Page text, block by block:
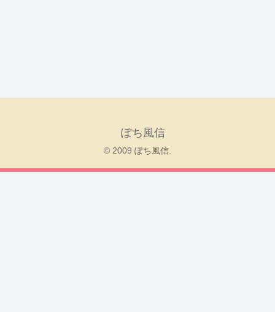
ぽち風信
© 2009 ぽち風信.